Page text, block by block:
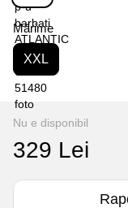
Mărime
XXL
Nu e disponibil
329 Lei